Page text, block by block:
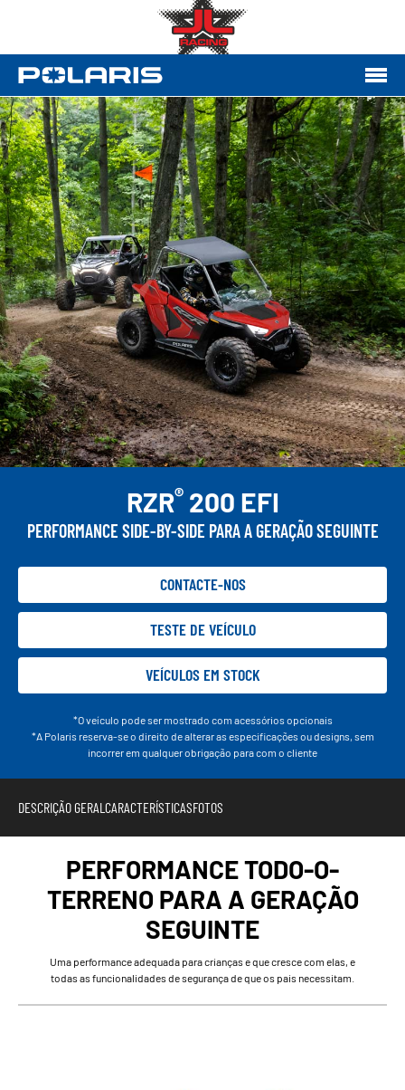
RZR®200 EFI
PERFORMANCE SIDE-BY-SIDE PARA A GERAÇÃO SEGUINTE
CONTACTE-NOS
TESTE DE VEÍCULO
VEÍCULOS EM STOCK
*O veículo pode ser mostrado com acessórios opcionais
*A Polaris reserva-se o direito de alterar as especificações ou designs, sem
incorrer em qualquer obrigação para com o cliente
DESCRIÇÃO GERALCARACTERÍSTICASFOTOS
PERFORMANCE TODO-O-
TERRENO PARA A GERAÇÃO
SEGUINTE
Uma performance adequada para crianças e que cresce com elas, e
todas as funcionalidades de segurança de que os pais necessitam.